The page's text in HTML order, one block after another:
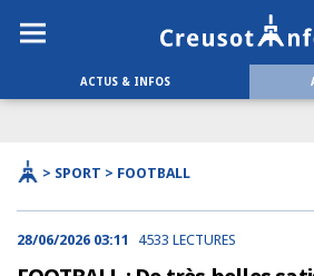
ACTUS & INFOS
> SPORT > FOOTBALL
28/06/2026 03:11 4533 LECTURES